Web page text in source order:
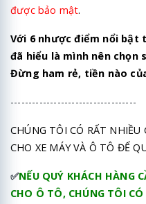
được bảo mật.
Với 6 nhược điểm nổi bật
đã hiểu là mình nên chọn
Đừng ham rẻ, tiền nào
-----------------------------------
CHÚNG TÔI CÓ RẤT
CHO XE MÁY VÀ Ô TÔ ĐỂ
✅NẾU QUÝ KHÁCH HÀNG
CHO Ô TÔ, CHÚNG TÔI